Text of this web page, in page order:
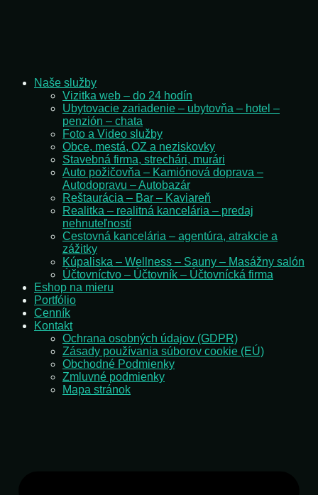
Naše služby
Vizitka web – do 24 hodín
Ubytovacie zariadenie – ubytovňa – hotel –
penzión – chata
Foto a Video služby
Obce, mestá, OZ a neziskovky
Stavebná firma, strechári, murári
Auto požičovňa – Kamiónová doprava –
Autodopravu – Autobazár
Reštaurácia – Bar – Kaviareň
Realitka – realitná kancelária – predaj
nehnuteľností
Cestovná kancelária – agentúra, atrakcie a
zážitky
Kúpaliska – Wellness – Sauny – Masážny salón
Účtovníctvo – Účtovník – Účtovnícká firma
Eshop na mieru
Portfólio
Cenník
Kontakt
Ochrana osobných údajov (GDPR)
Zásady používania súborov cookie (EÚ)
Obchodné Podmienky
Zmluvné podmienky
Mapa stránok